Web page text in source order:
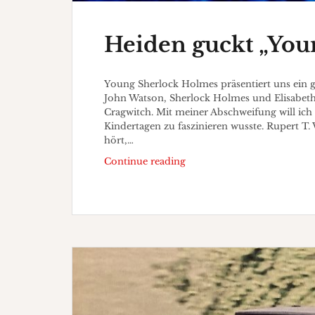
Heiden guckt
Young Sherlock Holmes präsentiert uns ein
John Watson, Sherlock Holmes und
Cragwitch. Mit meiner Abschweifung will
Kindertagen zu faszinieren wusste. Rupert
hört,…
Continue readingHeiden
Holmes“